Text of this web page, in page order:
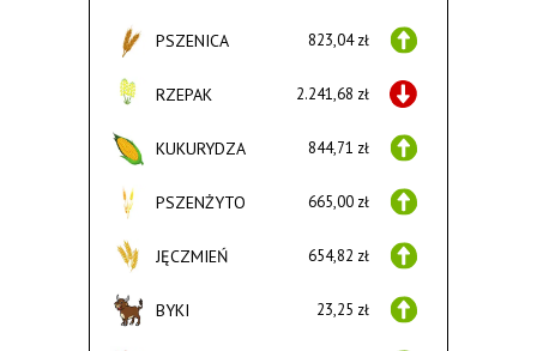
PSZENICA 823,04 zł
RZEPAK 2.241,68 zł
KUKURYDZA 844,71 zł
PSZENŻYTO 665,00 zł
JĘCZMIEŃ 654,82 zł
BYKI 23,25 zł